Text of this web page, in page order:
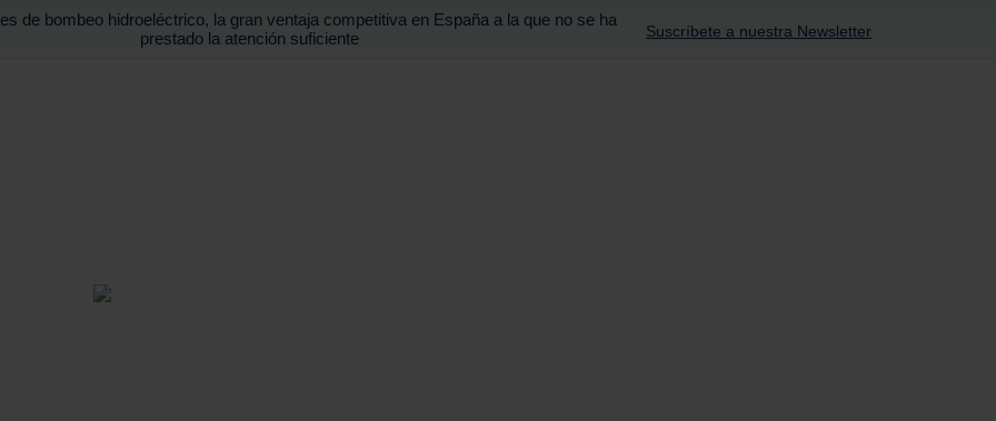
de bombeo hidroeléctrico, la gran ventaja competitiva en España a la que no se ha
prestado la atención suficiente
Suscríbete a nuestra Newsletter